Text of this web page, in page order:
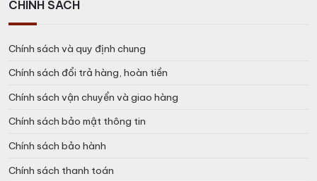
CHÍNH SÁCH
Chính sách và quy định chung
Chính sách đổi trả hàng, hoàn tiền
Chính sách vận chuyển và giao hàng
Chính sách bảo mật thông tin
Chính sách bảo hành
Chính sách thanh toán